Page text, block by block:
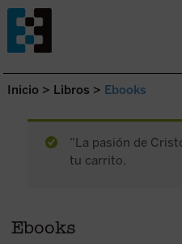
Saltar al contenido.
Inicio > Libros > Ebooks
“La pasión de
tu carrito.
Ebooks